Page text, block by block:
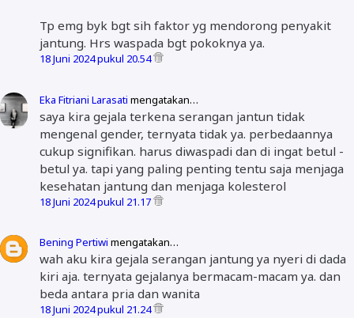
Tp emg byk bgt sih faktor yg mendorong penyakit
jantung. Hrs waspada bgt pokoknya ya.
18 Juni 2024 pukul 20.54
Eka Fitriani Larasati mengatakan…
saya kira gejala terkena serangan jantun tidak
mengenal gender, ternyata tidak ya. perbedaannya
cukup signifikan. harus diwaspadi dan di ingat betul -
betul ya. tapi yang paling penting tentu saja menjaga
kesehatan jantung dan menjaga kolesterol
18 Juni 2024 pukul 21.17
Bening Pertiwi mengatakan…
wah aku kira gejala serangan jantung ya nyeri di dada
kiri aja. ternyata gejalanya bermacam-macam ya. dan
beda antara pria dan wanita
18 Juni 2024 pukul 21.24